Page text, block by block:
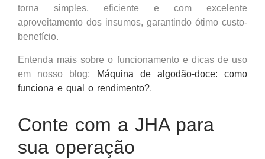
torna simples, eficiente e com excelente
aproveitamento dos insumos, garantindo ótimo custo-
benefício.
Entenda mais sobre o funcionamento e dicas de uso
em nosso blog:
Máquina de algodão-doce: como
funciona e qual o rendimento?.
Conte com a JHA para
sua operação